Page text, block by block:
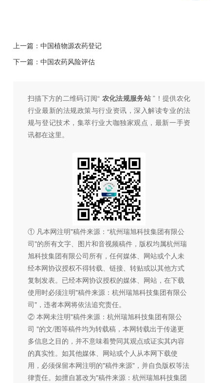
上一篇： 中国植物源农药登记
下一篇： 中国农药风险评估
扫描下方的二维码订阅“ 农化法规服务站 ”！提供农化
行业最新的法规政策与行业资讯，深入解读专业的法
规与登记技术，集萃行业大咖独家观点，最新一手资
讯都在这里。
① 凡本网注明"稿件来源：“杭州瑞旭科技集团有限公
司"的所有文字、图片和音视频稿件，版权均属杭州瑞
旭科技集团有限公司所有，任何媒体、网站或个人未
经本网协议授权不得转载、链接、转贴或以其他方式
复制发表。已经本网协议授权的媒体、网站，在下载
使用时必须注明"稿件来源：杭州瑞旭科技集团有限公
司"，违者本网将依法追究责任。
② 本网未注明"稿件来源：杭州瑞旭科技集团有限公
司 "的文/图等稿件均为转载稿，本网转载出于传递更
多信息之目的，并不意味着赞同其观点或证实其内容
的真实性。如其他媒体、网站或个人从本网下载使
用，必须保留本网注明的"稿件来源"，并自负版权等法
律责任。如擅自篡改为"稿件来源：杭州瑞旭科技集团